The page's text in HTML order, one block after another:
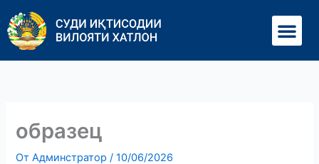
содержимому
образец
ОтАдминстратор/10/06/2026